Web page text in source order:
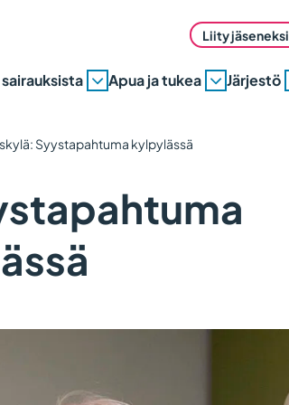
Liity jäseneksi
Apua ja tukea Järjestö
Syystapahtuma kylpylässä